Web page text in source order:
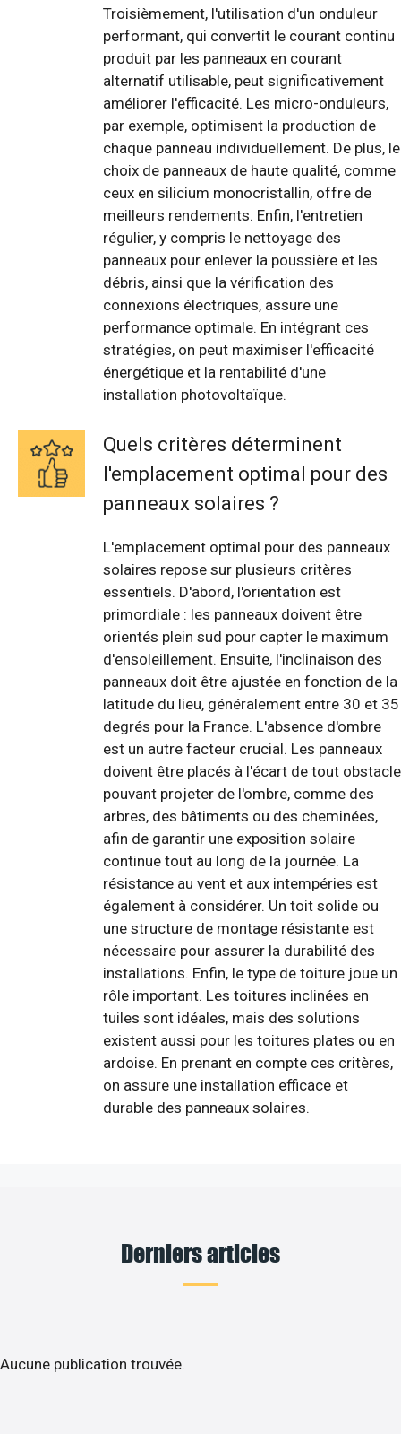
Troisièmement, l'utilisation d'un onduleur
performant, qui convertit le courant continu
produit par les panneaux en courant
alternatif utilisable, peut significativement
améliorer l'efficacité. Les micro-onduleurs,
par exemple, optimisent la production de
chaque panneau individuellement. De plus, le
choix de panneaux de haute qualité, comme
ceux en silicium monocristallin, offre de
meilleurs rendements. Enfin, l'entretien
régulier, y compris le nettoyage des
panneaux pour enlever la poussière et les
débris, ainsi que la vérification des
connexions électriques, assure une
performance optimale. En intégrant ces
stratégies, on peut maximiser l'efficacité
énergétique et la rentabilité d'une
installation photovoltaïque.
Quels critères déterminent
l'emplacement optimal pour des
panneaux solaires ?
L'emplacement optimal pour des panneaux
solaires repose sur plusieurs critères
essentiels. D'abord, l'orientation est
primordiale : les panneaux doivent être
orientés plein sud pour capter le maximum
d'ensoleillement. Ensuite, l'inclinaison des
panneaux doit être ajustée en fonction de la
latitude du lieu, généralement entre 30 et 35
degrés pour la France. L'absence d'ombre
est un autre facteur crucial. Les panneaux
doivent être placés à l'écart de tout obstacle
pouvant projeter de l'ombre, comme des
arbres, des bâtiments ou des cheminées,
afin de garantir une exposition solaire
continue tout au long de la journée. La
résistance au vent et aux intempéries est
également à considérer. Un toit solide ou
une structure de montage résistante est
nécessaire pour assurer la durabilité des
installations. Enfin, le type de toiture joue un
rôle important. Les toitures inclinées en
tuiles sont idéales, mais des solutions
existent aussi pour les toitures plates ou en
ardoise. En prenant en compte ces critères,
on assure une installation efficace et
durable des panneaux solaires.
Derniers articles
Aucune publication trouvée.